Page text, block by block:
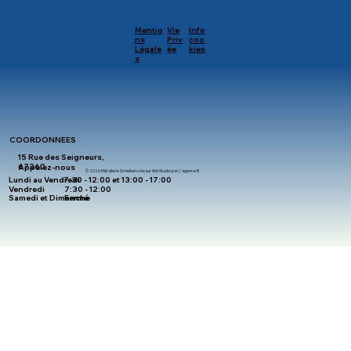
COORDONNEES
15 Rue des Seigneurs,
67360
Appelez-nous
Lundi au Vendredi
Vendredi
7:30 - 12:00 et 13:00 - 17:00
Samedi et Dimanche
7:30 - 12:00
Fermé
© 2026 Métallerie Scheibel crée sur Wix Studio par L'agence B
Mentio
ns
Légale
s
Vie
Priv
ée
Info
coo
kies